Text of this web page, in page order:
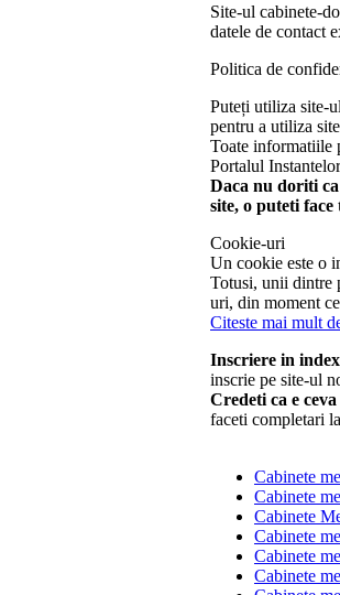
Site-ul cabinete-
datele de contact
Politica de
Puteți utiliza site-
pentru a utiliza
Toate informatiile
Portalul
Daca nu doriti ca
site, o puteti
Cookie-uri
Un cookie este o
Totusi, unii dintre
uri, din moment
Citeste mai mult
Inscriere in
inscrie pe site-ul
Credeti ca e
faceti completari
Cabinete
Cabinete
Cabinete
Cabinete
Cabinete
Cabinete